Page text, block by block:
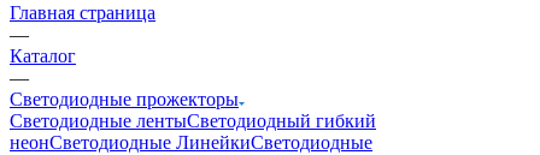
Главная страница
—
Каталог
—
Светодиодные прожекторы
Светодиодные лентыСветодиодный гибкий
неонСветодиодные ЛинейкиСветодиодные